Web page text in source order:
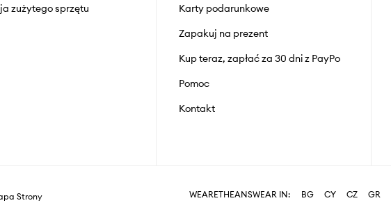
zużytego sprzętu
Karty podarunkowe
Zapakuj na prezent
Kup teraz, zapłać za 30 dni z PayPo
Pomoc
Kontakt
Strony WEARETHEANSWEAR IN: BG CY CZ GR